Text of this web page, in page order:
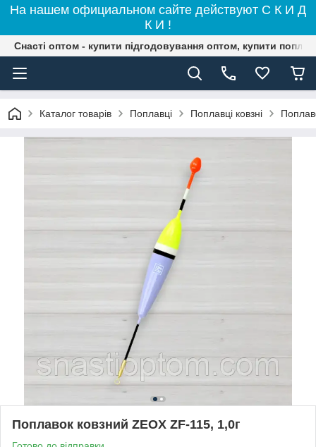
На нашем официальном сайте действуют С К И Д
К И !
Снасті оптом - купити підгодовування оптом, купити
Каталог товарів Поплавці Поплавці ковзні
Поплавок ковзний ZEOX ZF-115, 1,0г